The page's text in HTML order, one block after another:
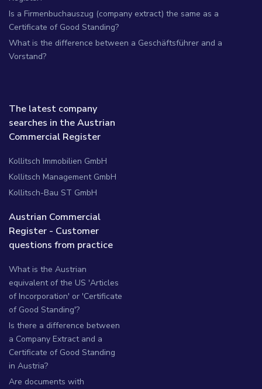
Is a Firmenbuchauszug (company extract) the same as a
Certificate of Good Standing?
What is the difference between a Geschäftsführer and a
Vorstand?
The latest company
searches in the Austrian
Commercial Register
Kollitsch Immobilien GmbH
Kollitsch Management GmbH
Kollitsch-Bau ST GmbH
Austrian Commercial
Register - Customer
questions from practice
What is the Austrian
equivalent of the US 'Articles
of Incorporation' or 'Certificate
of Good Standing'?
Is there a difference between
a Company Extract and a
Certificate of Good Standing
in Austria?
Are documents with